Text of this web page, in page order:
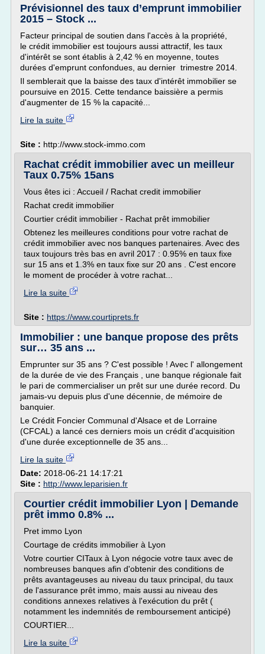
Prévisionnel des taux d’emprunt immobilier
2015 – Stock ...
Facteur principal de soutien dans l'accès à la propriété,
le crédit immobilier est toujours aussi attractif, les taux
d'intérêt se sont établis à 2,42 % en moyenne, toutes
durées d'emprunt confondues, au dernier trimestre 2014.
Il semblerait que la baisse des taux d'intérêt immobilier se
poursuive en 2015. Cette tendance baissière a permis
d'augmenter de 15 % la capacité...
Lire la suite
Site : http://www.stock-immo.com
Rachat crédit immobilier avec un meilleur
Taux 0.75% 15ans
Vous êtes ici : Accueil / Rachat credit immobilier
Rachat credit immobilier
Courtier crédit immobilier - Rachat prêt immobilier
Obtenez les meilleures conditions pour votre rachat de
crédit immobilier avec nos banques partenaires. Avec des
taux toujours très bas en avril 2017 : 0.95% en taux fixe
sur 15 ans et 1.3% en taux fixe sur 20 ans . C'est encore
le moment de procéder à votre rachat...
Lire la suite
Site : https://www.courtiprets.fr
Immobilier : une banque propose des prêts
sur… 35 ans ...
Emprunter sur 35 ans ? C'est possible ! Avec l' allongement
de la durée de vie des Français , une banque régionale fait
le pari de commercialiser un prêt sur une durée record. Du
jamais-vu depuis plus d'une décennie, de mémoire de
banquier.
Le Crédit Foncier Communal d'Alsace et de Lorraine
(CFCAL) a lancé ces derniers mois un crédit d'acquisition
d'une durée exceptionnelle de 35 ans...
Lire la suite
Date: 2018-06-21 14:17:21
Site : http://www.leparisien.fr
Courtier crédit immobilier Lyon | Demande
prêt immo 0.8% ...
Pret immo Lyon
Courtage de crédits immobilier à Lyon
Votre courtier CITaux à Lyon négocie votre taux avec de
nombreuses banques afin d'obtenir des conditions de
prêts avantageuses au niveau du taux principal, du taux
de l'assurance prêt immo, mais aussi au niveau des
conditions annexes relatives à l'exécution du prêt (
notamment les indemnités de remboursement anticipé)
COURTIER...
Lire la suite